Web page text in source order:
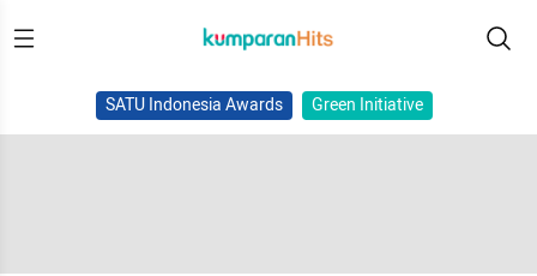
SATU Indonesia Awards Green Initiative